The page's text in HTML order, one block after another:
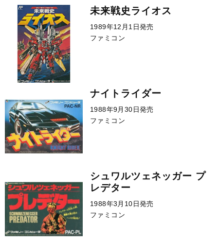
未来戦史ライオス
1989年12月1日発売
ファミコン
ナイトライダー
1988年9月30日発売
ファミコン
シュワルツェネッガー プ
レデター
1988年3月10日発売
ファミコン